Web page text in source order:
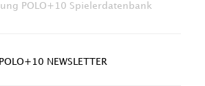
POLO+10 Spielerdatenbank
NEWSLETTER